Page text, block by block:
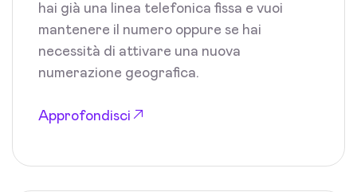
hai già una linea telefonica fissa e vuoi
mantenere il numero oppure se hai
necessità di attivare una nuova
numerazione geografica.
Approfondisci